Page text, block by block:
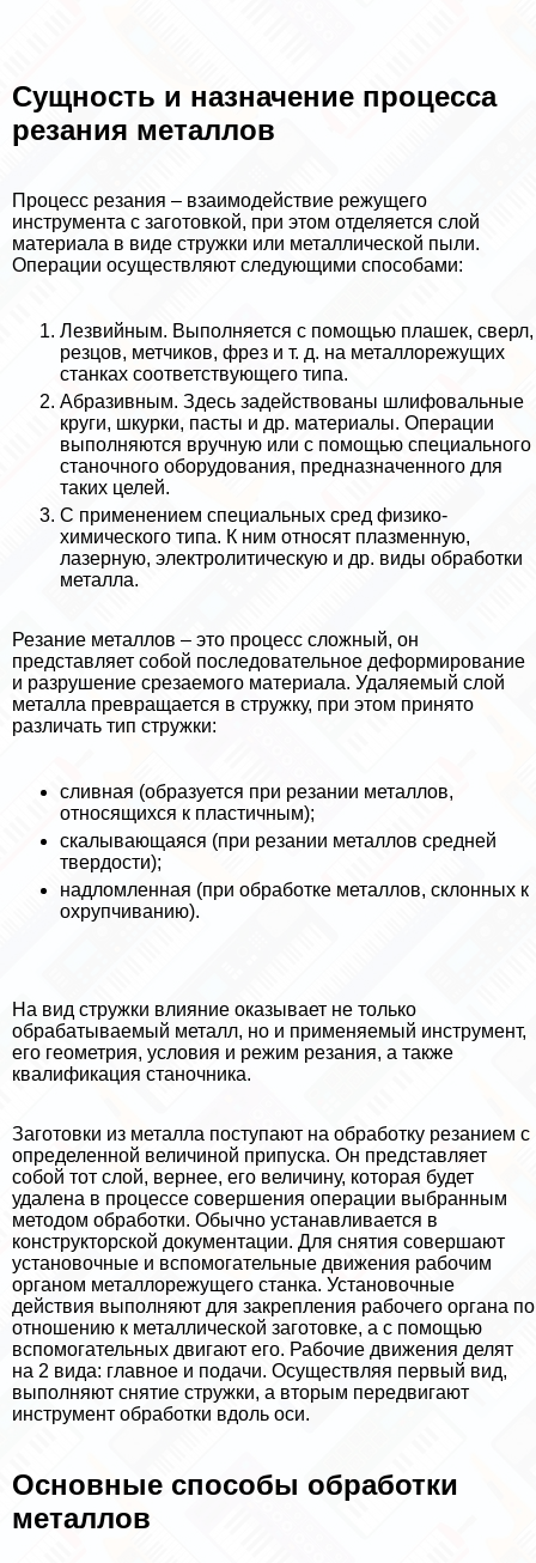
Сущность и назначение процесса
резания металлов
Процесс резания – взаимодействие режущего
инструмента с заготовкой, при этом отделяется слой
материала в виде стружки или металлической пыли.
Операции осуществляют следующими способами:
Лезвийным. Выполняется с помощью плашек, сверл,
резцов, метчиков, фрез и т. д. на металлорежущих
станках соответствующего типа.
Абразивным. Здесь задействованы шлифовальные
круги, шкурки, пасты и др. материалы. Операции
выполняются вручную или с помощью специального
станочного оборудования, предназначенного для
таких целей.
С применением специальных сред физико-
химического типа. К ним относят плазменную,
лазерную, электролитическую и др. виды обработки
металла.
Резание металлов – это процесс сложный, он
представляет собой последовательное деформирование
и разрушение срезаемого материала. Удаляемый слой
металла превращается в стружку, при этом принято
различать тип стружки:
сливная (образуется при резании металлов,
относящихся к пластичным);
скалывающаяся (при резании металлов средней
твердости);
надломленная (при обработке металлов, склонных к
охрупчиванию).
На вид стружки влияние оказывает не только
обpaбатываемый металл, но и применяемый инструмент,
его геометрия, условия и режим резания, а также
квалификация станочника.
Заготовки из металла поступают на обработку резанием с
определенной величиной припуска. Он представляет
собой тот слой, вернее, его величину, которая будет
удалена в процессе совершения операции выбранным
методом обработки. Обычно устанавливается в
конструкторской документации. Для снятия совершают
установочные и вспомогательные движения рабочим
органом металлорежущего станка. Установочные
действия выполняют для закрепления рабочего органа по
отношению к металлической заготовке, а с помощью
вспомогательных двигают его. Рабочие движения делят
на 2 вида: главное и подачи. Осуществляя первый вид,
выполняют снятие стружки, а вторым передвигают
инструмент обработки вдоль оси.
Основные способы обработки
металлов